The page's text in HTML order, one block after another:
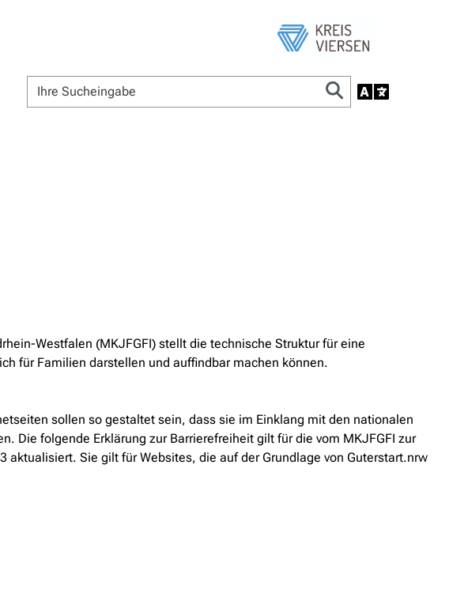
Westfalen (MKJFGFI) stellt die technische Struktur für eine
für Familien darstellen und auffindbar machen können.
sollen so gestaltet sein, dass sie im Einklang mit den nationalen
Die folgende Erklärung zur Barrierefreiheit gilt für die vom MKJFGFI zur
Sie gilt für Websites, die auf der Grundlage von Guterstart.nrw